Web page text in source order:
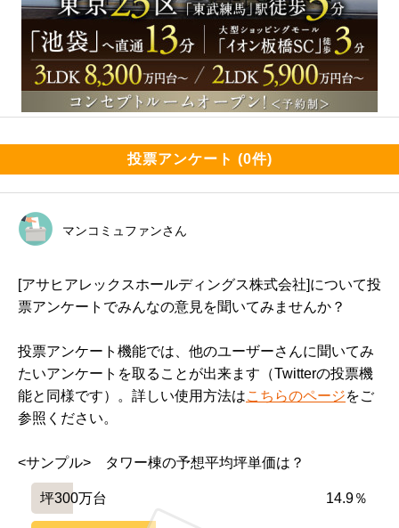
投票アンケート (0件)
マンコミュファンさん
[アサヒアレックスホールディングス株式会社]について投
票アンケートでみんなの意見を聞いてみませんか？
投票アンケート機能では、他のユーザーさんに聞いてみ
たいアンケートを取ることが出来ます（Twitterの投票機
能と同様です）。詳しい使用方法はこちらのページをご
参照ください。
<サンプル>　タワー棟の予想平均坪単価は？
坪300万台 14.9％